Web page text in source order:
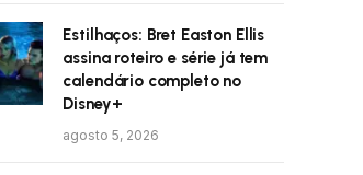
Estilhaços: Bret Easton Ellis
assina roteiro e série já tem
calendário completo no
Disney+
agosto 5, 2026